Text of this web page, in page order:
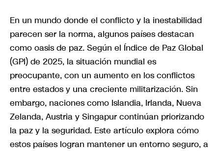
En un mundo donde el conflicto y la inestabilidad
parecen ser la norma, algunos países destacan
como oasis de paz. Según el Índice de Paz Global
(GPI) de 2025, la situación mundial es
preocupante, con un aumento en los conflictos
entre estados y una creciente militarización. Sin
embargo, naciones como Islandia, Irlanda, Nueva
Zelanda, Austria y Singapur continúan priorizando
la paz y la seguridad. Este artículo explora cómo
estos países logran mantener un entorno seguro, a